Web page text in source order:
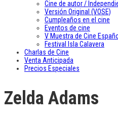
Cine de autor /
Versión Original (VOSE)
Cumpleaños en el cine
Eventos de cine
V Muestra de Cine
Festival Isla Calavera
Charlas de Cine
Venta Anticipada
Precios Especiales
Zelda Adams